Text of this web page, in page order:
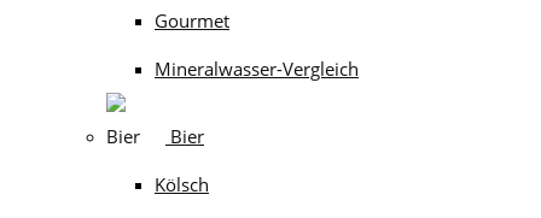
Gourmet
Mineralwasser-Vergleich
Bier
Kölsch